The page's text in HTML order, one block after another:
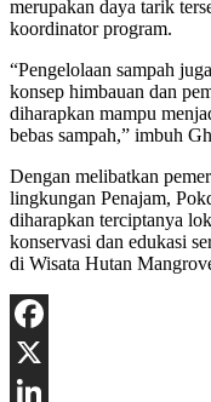
merupakan daya tarik
koordinator program.
“Pengelolaan sampah
konsep himbauan dan
diharapkan mampu
bebas sampah,” imbuh
Dengan melibatkan
lingkungan Penajam,
diharapkan terciptanya
konservasi dan edukasi
di Wisata Hutan
Facebook
X